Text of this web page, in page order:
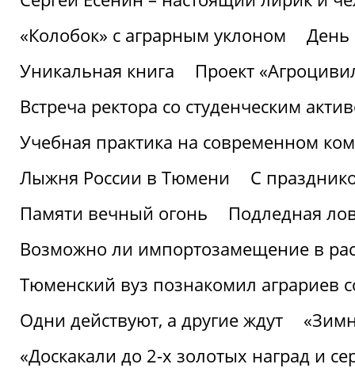
«Колобок» с аграрным уклоном
День
Уникальная книга
Проект
Встреча ректора со студенческим
Учебная практика на современном
Лыжня России в Тюмени
С
Памяти вечный огонь
Подледная
Возможно ли импортозамещение в
Тюменский вуз познакомил аграриев
Одни действуют, а другие ждут
«Доскакали до 2-х золотых наград и